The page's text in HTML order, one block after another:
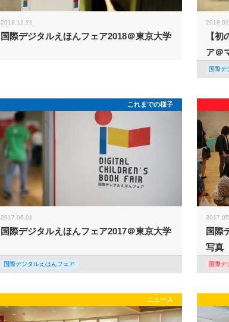
2018.12.21
国際デジタルえほんフェア2018＠東京大学
【
ア＠
国際デ
これまでの様子
2017.06.01
国際デジタルえほんフェア2017＠東京大学
国際デジタルえほんフェア
国際
写真
国際デ
ニュース